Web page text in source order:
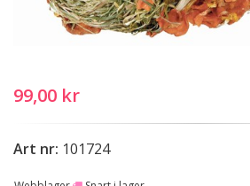
99,00 kr
Art nr: 101724